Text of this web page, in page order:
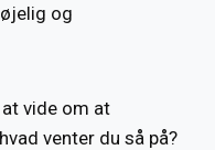
og
at vide om at
venter du så på?